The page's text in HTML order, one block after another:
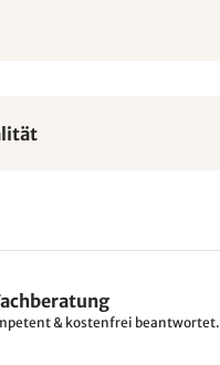
& kostenfrei beantwortet.